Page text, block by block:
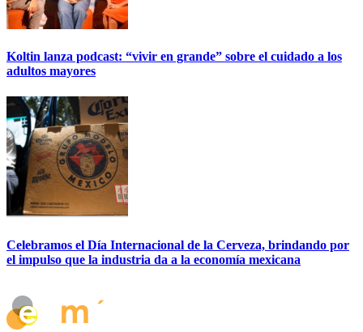
Koltin lanza podcast: “vivir en grande” sobre el cuidado a los
adultos mayores
Celebramos el Día Internacional de la Cerveza, brindando por
el impulso que la industria da a la economía mexicana